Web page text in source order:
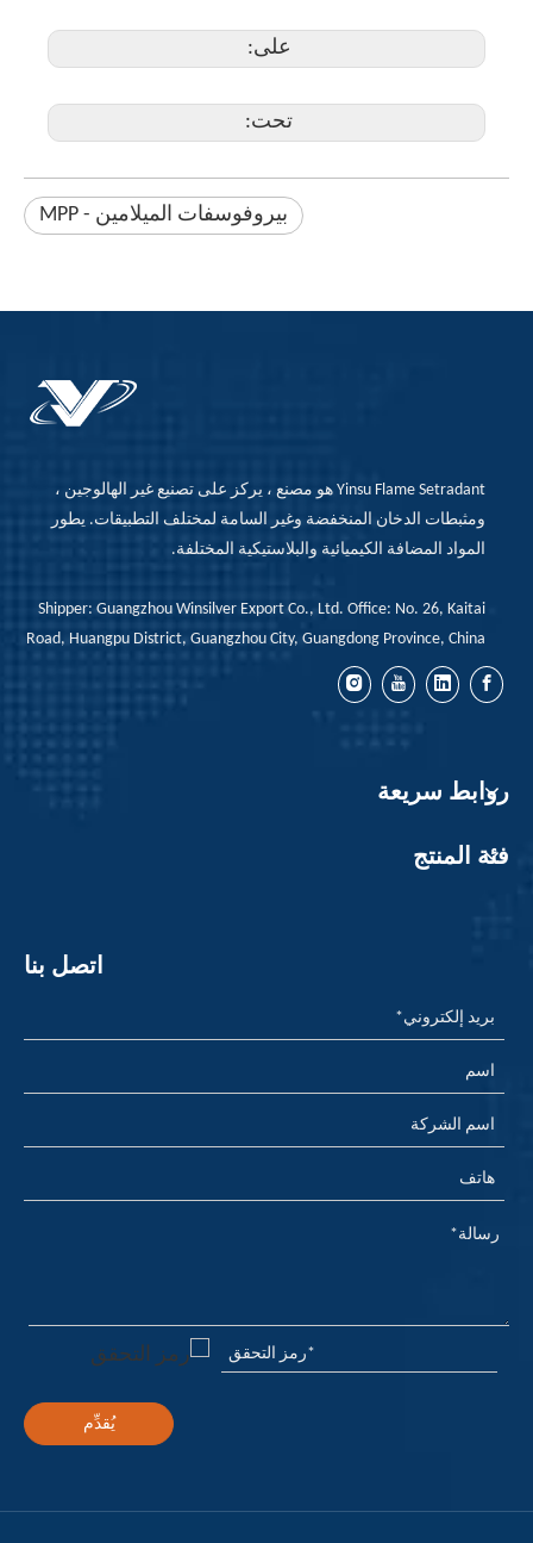
على:
تحت:
بيروفوسفات الميلامين - MPP
Yinsu Flame Setradant هو مصنع ، يركز على تصنيع غير الهالوجين ،
ومثبطات الدخان المنخفضة وغير السامة لمختلف التطبيقات. يطور
المواد المضافة الكيميائية والبلاستيكية المختلفة.
Shipper: Guangzhou Winsilver Export Co., Ltd. Office: No. 26, Kaitai
Road, Huangpu District, Guangzhou City, Guangdong Province, China
روابط سريعة
فئة المنتج
اتصل بنا
يُقدِّم